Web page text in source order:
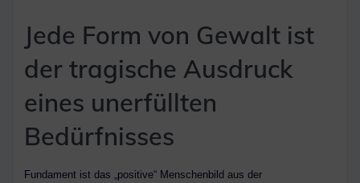
Jede Form von Gewalt ist
der tragische Ausdruck
eines unerfüllten
Bedürfnisses
Fundament ist das „positive“ Menschenbild aus der